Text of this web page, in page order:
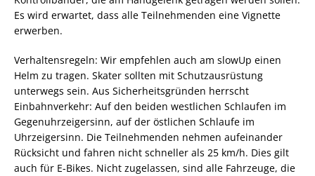
Es wird erwartet, dass alle Teilnehmenden eine Vignette
erwerben.
Verhaltensregeln: Wir empfehlen auch am slowUp einen
Helm zu tragen. Skater sollten mit Schutzausrüstung
unterwegs sein. Aus Sicherheitsgründen herrscht
Einbahnverkehr: Auf den beiden westlichen Schlaufen im
Gegenuhrzeigersinn, auf der östlichen Schlaufe im
Uhrzeigersinn. Die Teilnehmenden nehmen aufeinander
Rücksicht und fahren nicht schneller als 25 km/h. Dies gilt
auch für E-Bikes. Nicht zugelassen, sind alle Fahrzeuge, die